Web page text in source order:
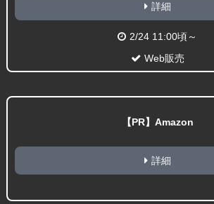
詳細
2/24 11:00頃～
Web販売
【PR】Amazon
詳細